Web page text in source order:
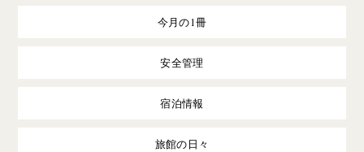
今月の1冊
安全管理
宿泊情報
旅館の日々